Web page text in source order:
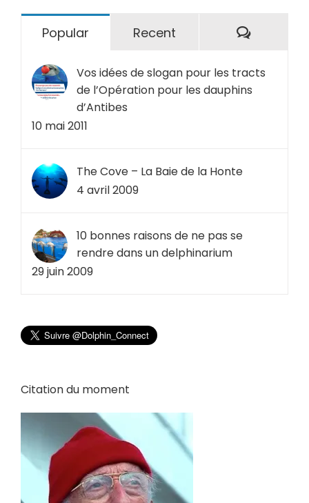
Popular Recent
Vos idées de slogan pour les tracts
de l’Opération pour les dauphins
d’Antibes
10 mai 2011
The Cove – La Baie de la Honte
4 avril 2009
10 bonnes raisons de ne pas se
rendre dans un delphinarium
29 juin 2009
Citation du moment